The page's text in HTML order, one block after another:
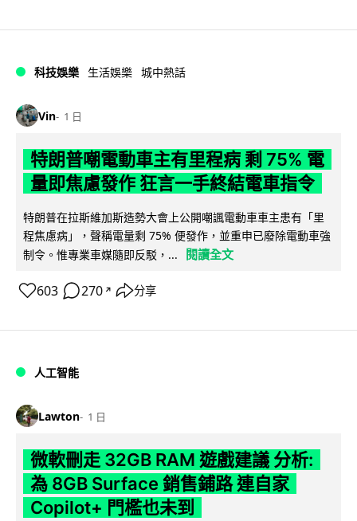
科技娛樂 生活娛樂 城中熱話
Vin 1 日
特朗普嘲電動車主有里程病 剩 75% 電
量即焦慮發作 狂言一手終結電車指令
特朗普在拉斯維加斯造勢大會上公開嘲諷電動車車主患有「里
程焦慮病」，聲稱電量剩 75% 便發作，並重申已廢除電動車強
制令。惟專業車媒隨即反駁，...
閱讀全文
603 270 ↗ 分享
人工智能
Lawton 1 日
微軟刪走 32GB RAM 遊戲建議 分析:
為 8GB Surface 銷售鋪路 連自家
Copilot+ 門檻也未到